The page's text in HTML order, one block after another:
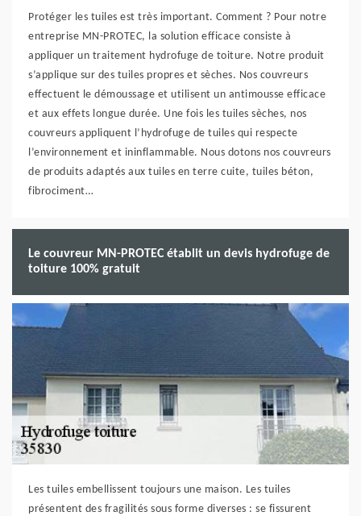
Protéger les tuiles est très important. Comment ? Pour notre
entreprise MN-PROTEC, la solution efficace consiste à
appliquer un traitement hydrofuge de toiture. Notre produit
s’applique sur des tuiles propres et sèches. Nos couvreurs
effectuent le démoussage et utilisent un antimousse efficace
et aux effets longue durée. Une fois les tuiles sèches, nos
couvreurs appliquent l’hydrofuge de tuiles qui respecte
l’environnement et ininflammable. Nous dotons nos couvreurs
de produits adaptés aux tuiles en terre cuite, tuiles béton,
fibrociment…
Le couvreur MN-PROTEC établit un devis hydrofuge de
toiture 100% gratuit
Les tuiles embellissent toujours une maison. Les tuiles
présentent des fragilités sous forme diverses : se fissurent